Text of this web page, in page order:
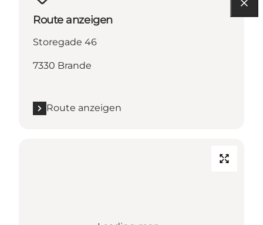
Route anzeigen
Storegade 46
7330 Brande
Route anzeigen